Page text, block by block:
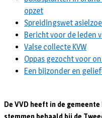
opzet
Spreidingswet
Bericht voor de leden
Valse collecte KVW
Oppas gezocht voor
Een bijzonder en
De VVD heeft in de